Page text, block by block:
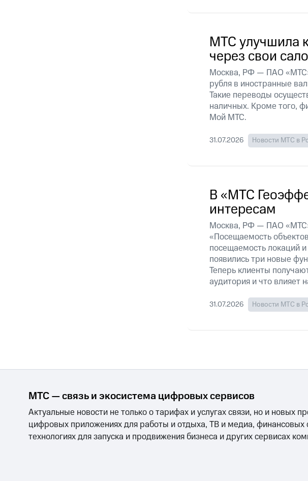
МТС улучшила
через свои
Москва, РФ — ПАО «МТС»
рубля в иностранные
Такие переводы
наличных. Кроме того,
Мой МТС.
31.07.2026 Новости МТС в
В «МТС
интересам
Москва, РФ — ПАО «МТС»
«Посещаемость
посещаемость локаций
появились три новые
Теперь клиенты
аудитория и что влияет
31.07.2026 Новости МТС в
МТС — связь и экосистема цифровых сервисов
Актуальные новости не только о тарифах и услугах связи, но и новых
цифровых приложениях для работы и отдыха, ТВ и медиа, финансовых
технологиях для запуска и продвижения бизнеса и других сервисах